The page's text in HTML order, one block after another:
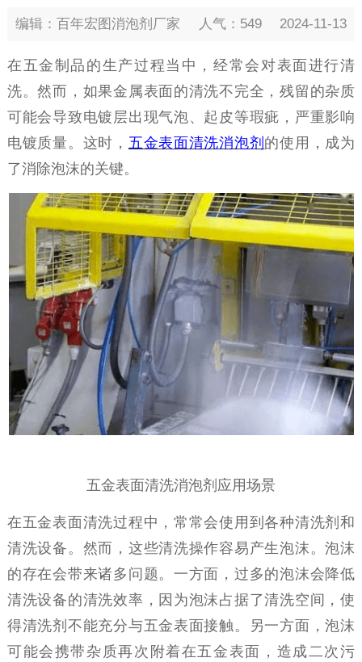
编辑：百年宏图消泡剂厂家 人气：549 2024-11-13
在 五金制品 的生产过程当中，经常会对表面进行清
洗。然而，如果金属表面的清洗不完全 ，残留的杂质
可能会导致电镀层出现气泡、起皮等瑕疵 ，严重影响
电镀质量。 这时， 五金表面清洗消泡剂 的使用，成为
了消除泡沫的关键。
五金表面清洗消泡剂应用场景
在五金表面清洗过程中，常常会使用到各种清洗剂和
清洗设备。然而，这些清洗操作容易产生泡沫。泡沫
的存在会带来诸多问题。一方面，过多的泡沫会降低
清洗设备的清洗效率，因为泡沫占据了清洗空间，使
得清洗剂不能充分与五金表面接触。另一方面，泡沫
可能会携带杂质再次附着在五金表面，造成二次污